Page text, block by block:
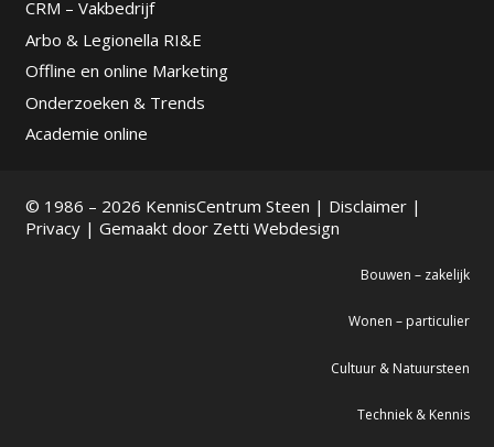
CRM – Vakbedrijf
Arbo & Legionella RI&E
Offline en online Marketing
Onderzoeken & Trends
Academie online
© 1986 – 2026 KennisCentrum Steen | Disclaimer|
Privacy| Gemaakt door Zetti Webdesign
Bouwen – zakelijk
Wonen – particulier
Cultuur & Natuursteen
Techniek & Kennis